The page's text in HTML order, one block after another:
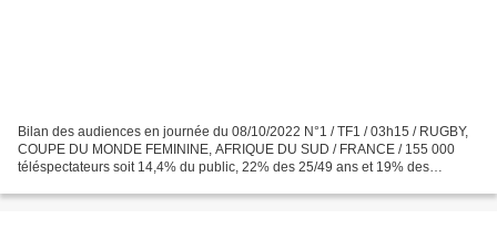
Bilan des audiences en journée du 08/10/2022 N°1 / TF1 / 03h15 / RUGBY,
COUPE DU MONDE FEMININE, AFRIQUE DU SUD / FRANCE / 155 000
téléspectateurs soit 14,4% du public, 22% des 25/49 ans et 19% des